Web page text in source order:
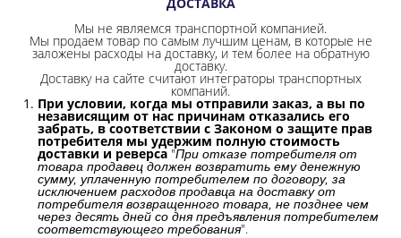
Мы не являемся транспортной компанией.
Мы продаем товар по самым лучшим ценам, в которые не
заложены расходы на доставку, и тем более на обратную
доставку.
Доставку на сайте считают интеграторы транспортных
компаний.
При условии, когда мы отправили заказ, а вы по
независящим от нас причинам отказались его
забрать, в соответствии с Законом о защите прав
потребителя мы удержим полную стоимость
доставки и реверса "При отказе потребителя от
товара продавец должен возвратить ему денежную
сумму, уплаченную потребителем по договору, за
исключением расходов продавца на доставку от
потребителя возвращенного товара, не позднее чем
через десять дней со дня предъявления потребителем
соответствующего требования".